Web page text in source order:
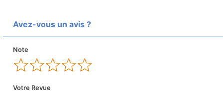
Avez-vous un avis ?
Note
Votre Revue